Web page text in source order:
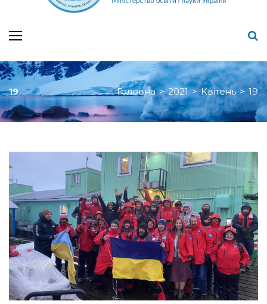
19 Головна > 2021 > Квітень > 19
День:
19.04.2021